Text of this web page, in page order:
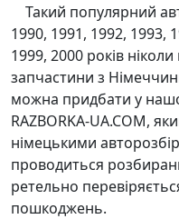
Такий популярний
1990, 1991, 1992, 1993,
1999, 2000 років
запчастини з
можна придбати у
RAZBORKA-UA.COM,
німецькими
проводиться
ретельно
пошкоджень.